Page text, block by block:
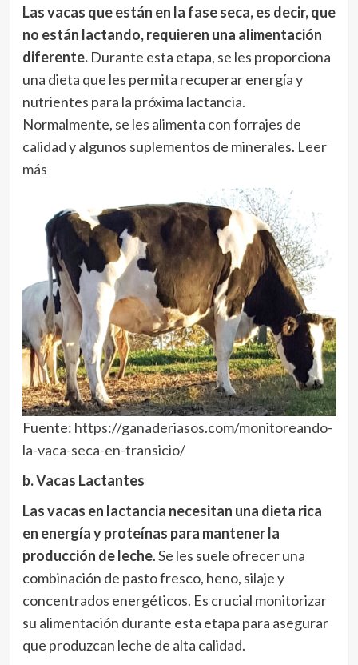
Las vacas que están en la fase seca, es decir, que
no están lactando, requieren una alimentación
diferente.Durante esta etapa, se les proporciona
una dieta que les permita recuperar energía y
nutrientes para la próxima lactancia.
Normalmente, se les alimenta con forrajes de
calidad y algunos suplementos de minerales. Leer
más
Fuente: https://ganaderiasos.com/monitoreando-
la-vaca-seca-en-transicio/
b. Vacas Lactantes
Las vacas en lactancia necesitan una dieta rica
en energía y proteínas para mantener la
producción de leche. Se les suele ofrecer una
combinación de pasto fresco, heno, silaje y
concentrados energéticos. Es crucial monitorizar
su alimentación durante esta etapa para asegurar
que produzcan leche de alta calidad.